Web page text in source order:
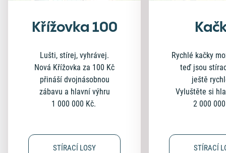
Křížovka 100
Lušti, stírej, vyhrávej.
Nová Křížovka za 100 Kč
přináší dvojnásobnou
zábavu a hlavní výhru
1 000 000 Kč.
STÍRACÍ LOSY
Rychlé kačky
teď jsou
ještě
Vyluštěte si
2 000
STÍRACÍ